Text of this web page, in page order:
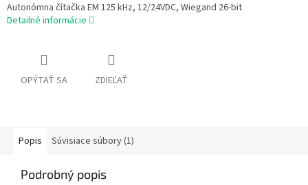
Autonómna čítačka EM 125 kHz, 12/24VDC, Wiegand 26-bit
Detailné informácie
OPÝTAŤ SA ZDIEĽAŤ
Popis Súvisiace súbory (1)
Podrobný popis